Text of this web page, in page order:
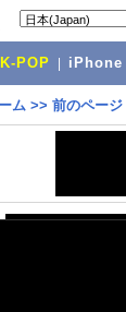
K-POP iPhone
ム >> 前のページ